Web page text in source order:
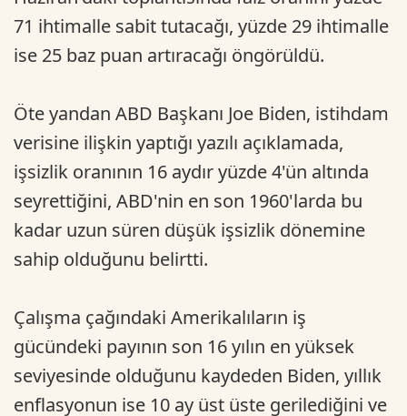
71 ihtimalle sabit tutacağı, yüzde 29 ihtimalle
ise 25 baz puan artıracağı öngörüldü.
Öte yandan ABD Başkanı Joe Biden, istihdam
verisine ilişkin yaptığı yazılı açıklamada,
işsizlik oranının 16 aydır yüzde 4'ün altında
seyrettiğini, ABD'nin en son 1960'larda bu
kadar uzun süren düşük işsizlik dönemine
sahip olduğunu belirtti.
Çalışma çağındaki Amerikalıların iş
gücündeki payının son 16 yılın en yüksek
seviyesinde olduğunu kaydeden Biden, yıllık
enflasyonun ise 10 ay üst üste gerilediğini ve